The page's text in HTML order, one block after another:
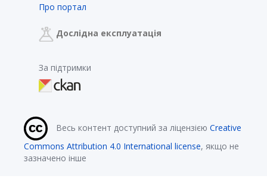
Про портал
Дослідна експлуатація
За підтримки
Весь контент доступний за ліцензією Creative
Commons Attribution 4.0 International license, якщо не
зазначено інше